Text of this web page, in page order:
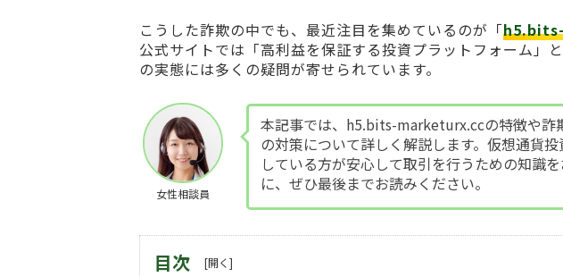
こうした詐欺の中でも、最近注目を集めているのが「
公式サイトでは「高利益を保証する投資プラットフォーム」
の実態には多くの疑問が寄せられています。
女性相談員
本記事では、h5.bits-marketurx.ccの特徴や詐
の対策について詳しく解説します。仮想通貨
している方が安心して取引を行うための知識
に、ぜひ最後までお読みください。
目次